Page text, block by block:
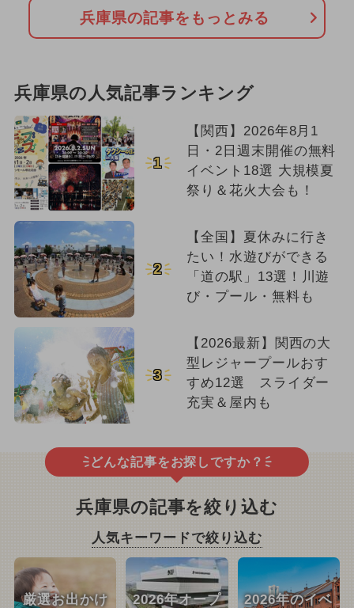
兵庫県の記事をもっとみる
兵庫県の人気記事ランキング
1
【関西】2026年8月1
日・2日週末開催の無料
イベント18選 大規模夏
祭り＆花火大会も！
2
【全国】夏休みに行き
たい！水遊びができる
「道の駅」13選！川遊
び・プール・無料も
3
【2026最新】関西の大
型レジャープールおす
すめ12選 スライダー
充実＆屋内も
どんな記事をお探しですか？
兵庫県の記事を絞り込む
人気キーワードで絞り込む
厳選お出かけ
2026年オープ
2026年のイベ